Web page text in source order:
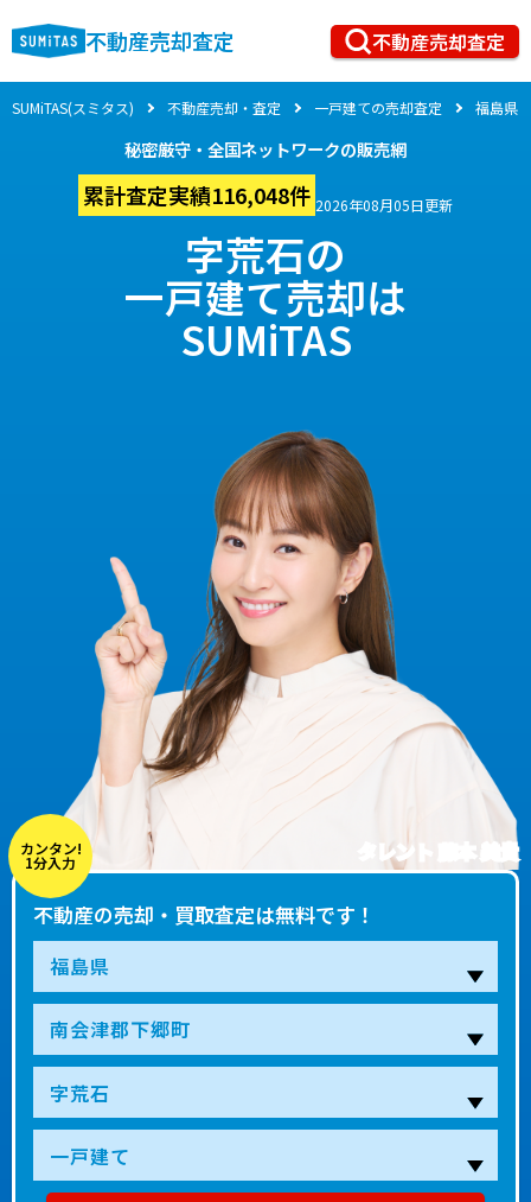
不動産売却査定 不動産売却査定
SUMiTAS(スミタス) 不動産売却・査定 一戸建ての売却査定 福島県
秘密厳守・全国ネットワークの販売網
累計査定実績116,048件 2026年08月05日更新
字荒石の
一戸建て売却は
SUMiTAS
タレント 藤本 美貴
カンタン!
1分入力
不動産の売却・買取査定は無料です！